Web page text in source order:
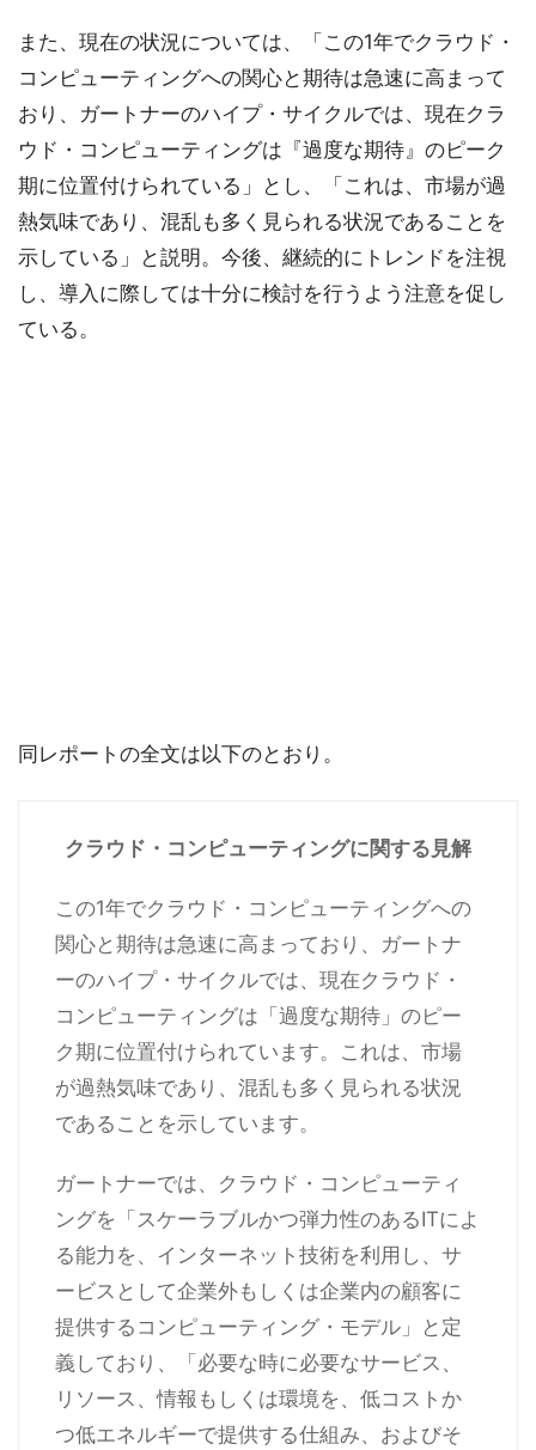
また、現在の状況については、「この1年でクラウド・
コンピューティングへの関心と期待は急速に高まって
おり、ガートナーのハイプ・サイクルでは、現在クラ
ウド・コンピューティングは『過度な期待』のピーク
期に位置付けられている」とし、「これは、市場が過
熱気味であり、混乱も多く見られる状況であることを
示している」と説明。今後、継続的にトレンドを注視
し、導入に際しては十分に検討を行うよう注意を促し
ている。
同レポートの全文は以下のとおり。
クラウド・コンピューティングに関する見解
この1年でクラウド・コンピューティングへの
関心と期待は急速に高まっており、ガートナ
ーのハイプ・サイクルでは、現在クラウド・
コンピューティングは「過度な期待」のピー
ク期に位置付けられています。これは、市場
が過熱気味であり、混乱も多く見られる状況
であることを示しています。
ガートナーでは、クラウド・コンピューティ
ングを「スケーラブルかつ弾力性のあるITによ
る能力を、インターネット技術を利用し、サ
ービスとして企業外もしくは企業内の顧客に
提供するコンピューティング・モデル」と定
義しており、「必要な時に必要なサービス、
リソース、情報もしくは環境を、低コストか
つ低エネルギーで提供する仕組み、およびそ